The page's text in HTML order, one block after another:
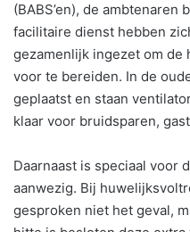
(BABS’en), de ambtenaren
facilitaire dienst hebben
gezamenlijk ingezet om
voor te bereiden. In de
geplaatst en staan
klaar voor bruidsparen,
Daarnaast is speciaal voor
aanwezig. Bij
gesproken niet het geval,